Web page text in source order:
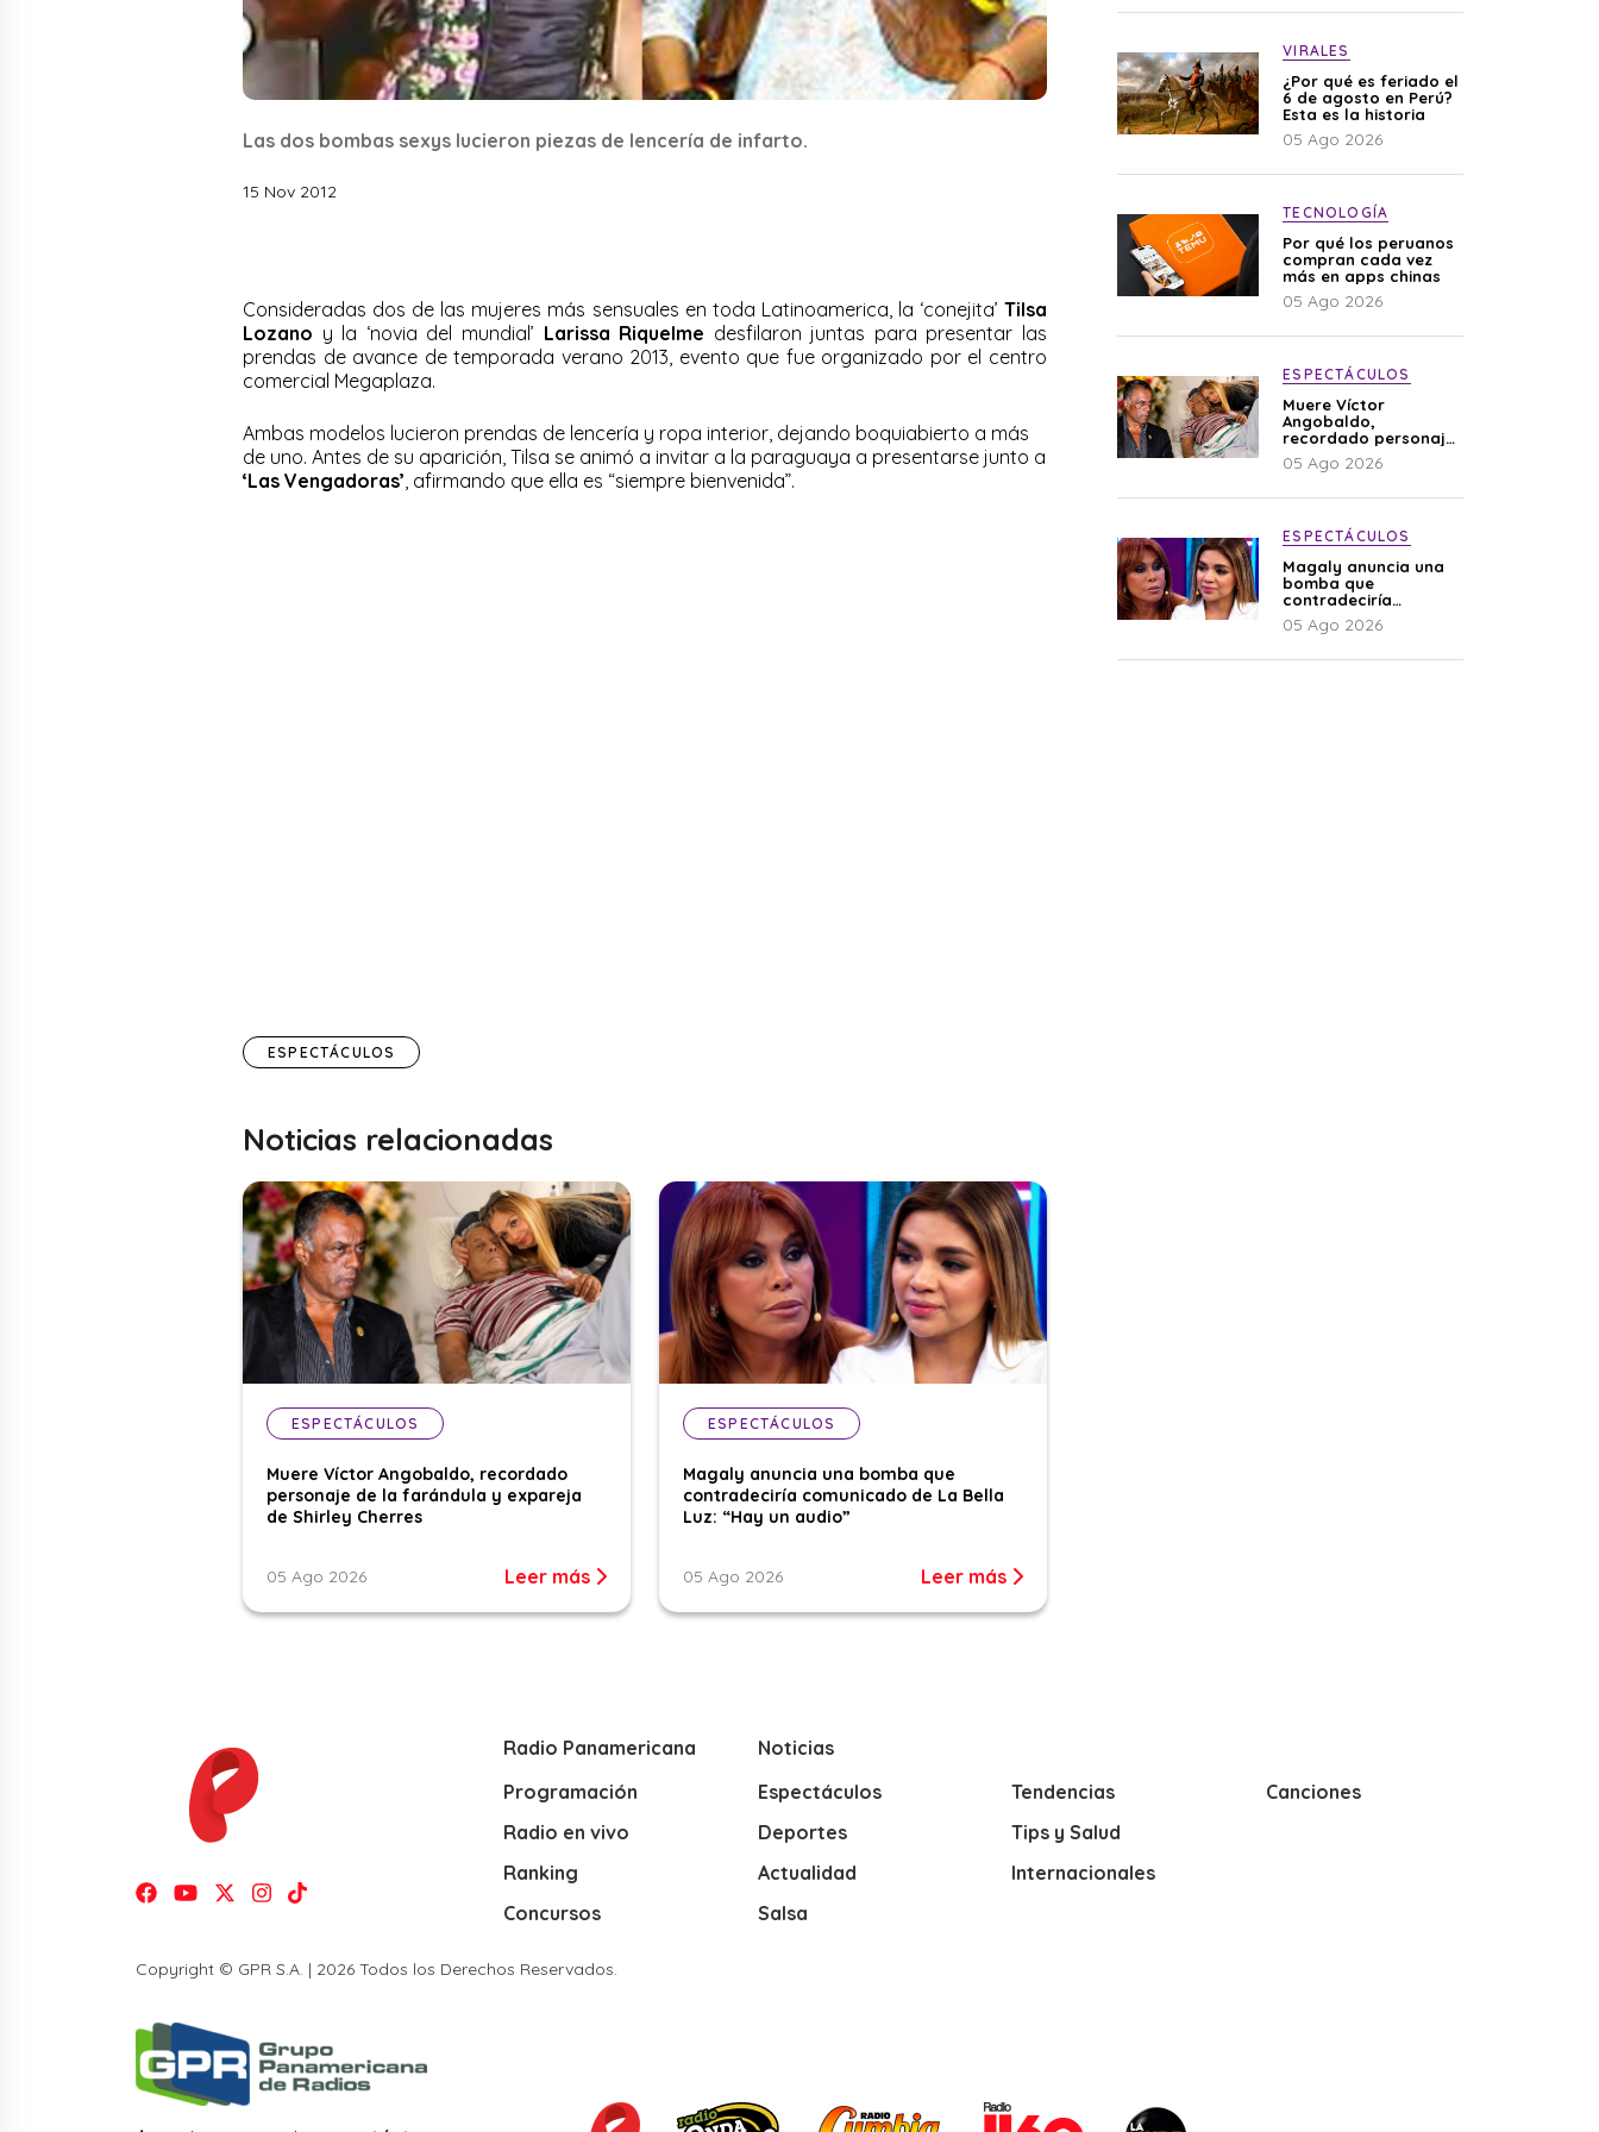
Las dos bombas sexys lucieron piezas de lencería de infarto.
15 Nov 2012
Consideradas dos de las mujeres más sensuales en toda Latinoamerica, la ‘conejita’ Tilsa
Lozano y la ‘novia del mundial’ Larissa Riquelme desfilaron juntas para presentar las
prendas de avance de temporada verano 2013, evento que fue organizado por el centro
comercial Megaplaza.
Ambas modelos lucieron prendas de lencería y ropa interior, dejando boquiabierto a más
de uno. Antes de su aparición, Tilsa se animó a invitar a la paraguaya a presentarse junto a
‘Las Vengadoras’ , afirmando que ella es “siempre bienvenida”.
ESPECTÁCULOS
Noticias relacionadas
ESPECTÁCULOS
Muere Víctor Angobaldo, recordado
personaje de la farándula y expareja
de Shirley Cherres
05 Ago 2026 Leer más
ESPECTÁCULOS
Magaly anuncia una bomba que
contradeciría comunicado de La Bella
Luz: “Hay un audio”
05 Ago 2026 Leer más
VIRALES
¿Por qué es feriado el
6 de agosto en Perú?
Esta es la historia
05 Ago 2026
TECNOLOGÍA
Por qué los peruanos
compran cada vez
más en apps chinas
05 Ago 2026
ESPECTÁCULOS
Muere Víctor
Angobaldo,
recordado personaje
de la farándula y
expareja de Shirley
05 Ago 2026
ESPECTÁCULOS
Magaly anuncia una
bomba que
contradeciría
comunicado de La
Bella Luz: “Hay un
05 Ago 2026
Radio Panamericana
Programación
Radio en vivo
Ranking
Concursos
Noticias
Espectáculos
Deportes
Actualidad
Salsa
Tendencias
Tips y Salud
Internacionales
Canciones
Copyright © GPR S.A. | 2026 Todos los Derechos Reservados.